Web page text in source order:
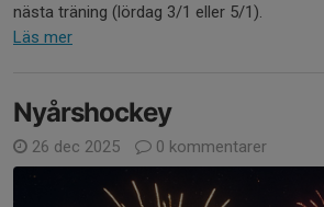
nästa träning (lördag 3/1 eller 5/1).
Läs mer
Nyårshockey
26 dec 2025 0 kommentarer